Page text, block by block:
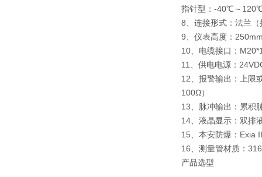
指针型：-40℃～
8、连接形式：法兰
9、仪表高度：
10、电缆接口：
11、供电电源：
12、报警输出：上限
100Ω）
13、脉冲输出：累积
14、液晶显示：双排
15、本安防爆：Exia
16、测量管材质：
产品选型